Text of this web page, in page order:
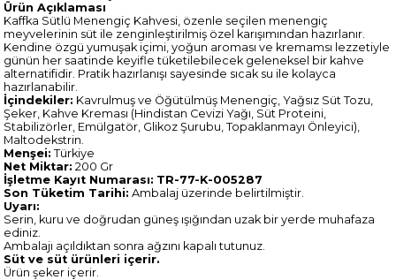
Ürün Açıklaması
Kaffka Sütlü Menengiç Kahvesi, özenle seçilen menengiç
meyvelerinin süt ile zenginleştirilmiş özel karışımından hazırlanır.
Kendine özgü yumuşak içimi, yoğun aroması ve kremamsı lezzetiyle
günün her saatinde keyifle tüketilebilecek geleneksel bir kahve
alternatifidir. Pratik hazırlanışı sayesinde sıcak su ile kolayca
hazırlanabilir.
İçindekiler: Kavrulmuş ve Öğütülmüş Menengiç, Yağsız Süt Tozu,
Şeker, Kahve Kreması (Hindistan Cevizi Yağı, Süt Proteini,
Stabilizörler, Emülgatör, Glikoz Şurubu, Topaklanmayı Önleyici),
Maltodekstrin.
Menşei: Türkiye
Net Miktar: 200 Gr
İşletme Kayıt Numarası: TR-77-K-005287
Son Tüketim Tarihi: Ambalaj üzerinde belirtilmiştir.
Uyarı:
Serin, kuru ve doğrudan güneş ışığından uzak bir yerde muhafaza
ediniz.
Ambalajı açıldıktan sonra ağzını kapalı tutunuz.
Süt ve süt ürünleri içerir.
Ürün şeker içerir.